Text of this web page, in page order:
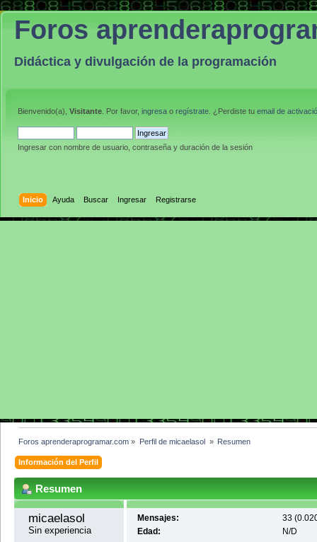
Foros
Didáctica y divulgación de la programación
Bienvenido(a), Visitante . Por favor, ingresa o regístrate . ¿Perdiste tu email de
Ingresar con nombre de usuario, contraseña y duración de la sesión
Inicio Ayuda Buscar Ingresar Registrarse
Foros aprenderaprogramar.com » Perfil de micaelasol » Resumen
Información del Perfil
Resumen
micaelasol
Sin experiencia
Mensajes:
33
Edad:
N/D